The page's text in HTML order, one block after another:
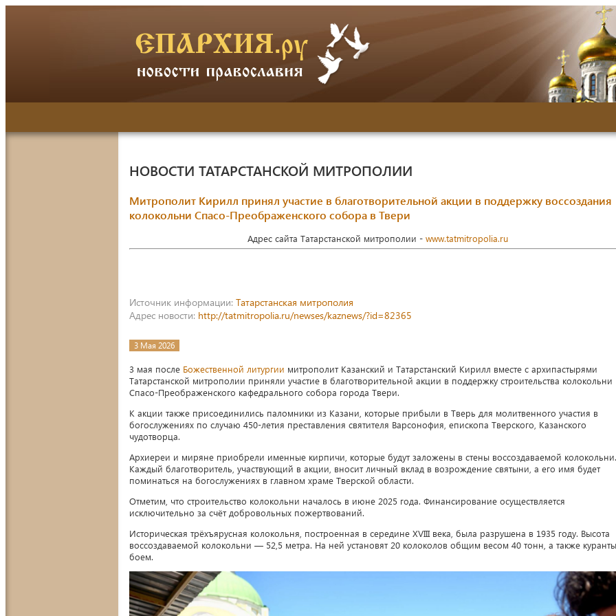
НОВОСТИ ТАТАРСТАНСКОЙ МИТРОПОЛИИ
Митрополит Кирилл принял участие в благотворительной акции в поддержку воссоздания
колокольни Спасо-Преображенского собора в Твери
Адрес сайта Татарстанской митрополии - www.tatmitropolia.ru
Источник информации: Татарстанская митрополия
Адрес новости: http://tatmitropolia.ru/newses/kaznews/?id=82365
3 Мая 2026
3 мая после Божественной литургии митрополит Казанский и Татарстанский Кирилл вместе с архипастырями
Татарстанской митрополии приняли участие в благотворительной акции в поддержку строительства колокольни
Спасо-Преображенского кафедрального собора города Твери.
К акции также присоединились паломники из Казани, которые прибыли в Тверь для молитвенного участия в
богослужениях по случаю 450-летия преставления святителя Варсонофия, епископа Тверского, Казанского
чудотворца.
Архиереи и миряне приобрели именные кирпичи, которые будут заложены в стены воссоздаваемой колокольни.
Каждый благотворитель, участвующий в акции, вносит личный вклад в возрождение святыни, а его имя будет
поминаться на богослужениях в главном храме Тверской области.
Отметим, что строительство колокольни началось в июне 2025 года. Финансирование осуществляется
исключительно за счёт добровольных пожертвований.
Историческая трёхъярусная колокольня, построенная в середине XVIII века, была разрушена в 1935 году. Высота
воссоздаваемой колокольни — 52,5 метра. На ней установят 20 колоколов общим весом 40 тонн, а также
боем.